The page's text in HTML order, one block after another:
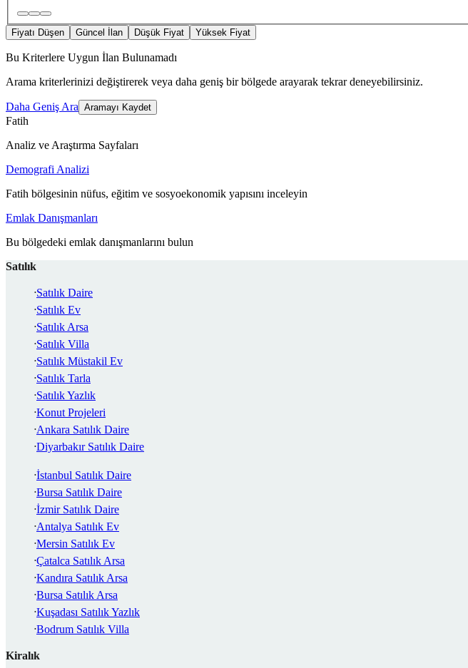
Fiyatı Düşen Güncel İlan Düşük Fiyat Yüksek Fiyat
Bu Kriterlere Uygun İlan Bulunamadı
Arama kriterlerinizi değiştirerek veya daha geniş bir bölgede arayarak tekrar deneyebilirsiniz.
Daha Geniş Ara Aramayı Kaydet
Fatih
Analiz ve Araştırma Sayfaları
Demografi Analizi
Fatih bölgesinin nüfus, eğitim ve sosyoekonomik yapısını inceleyin
Emlak Danışmanları
Bu bölgedeki emlak danışmanlarını bulun
Satılık
Satılık Daire
Satılık Ev
Satılık Arsa
Satılık Villa
Satılık Müstakil Ev
Satılık Tarla
Satılık Yazlık
Konut Projeleri
Ankara Satılık Daire
Diyarbakır Satılık Daire
İstanbul Satılık Daire
Bursa Satılık Daire
İzmir Satılık Daire
Antalya Satılık Ev
Mersin Satılık Ev
Çatalca Satılık Arsa
Kandıra Satılık Arsa
Bursa Satılık Arsa
Kuşadası Satılık Yazlık
Bodrum Satılık Villa
Kiralık